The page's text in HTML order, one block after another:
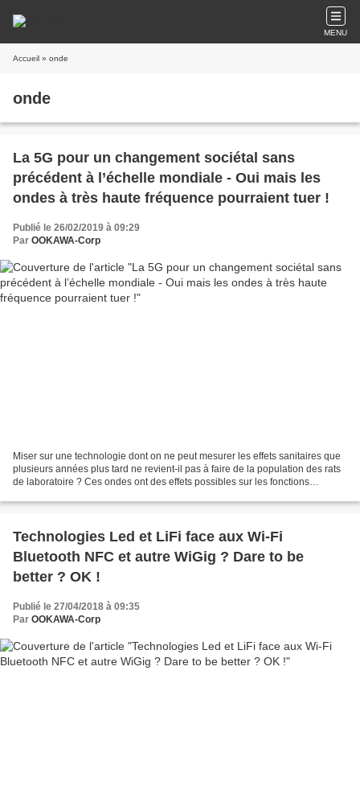
MENU
Accueil » onde
onde
La 5G pour un changement sociétal sans
précédent à l’échelle mondiale - Oui mais les
ondes à très haute fréquence pourraient tuer !
Publié le 26/02/2019 à 09:29
Par OOKAWA-Corp
Miser sur une technologie dont on ne peut mesurer les effets sanitaires que
plusieurs années plus tard ne revient-il pas à faire de la population des rats
de laboratoire ? Ces ondes ont des effets possibles sur les fonctions
Technologies Led et LiFi face aux Wi-Fi
Bluetooth NFC et autre WiGig ? Dare to be
better ? OK !
Publié le 27/04/2018 à 09:35
Par OOKAWA-Corp